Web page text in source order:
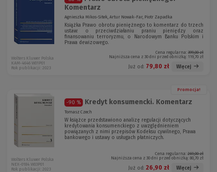
Komentarz
Agnieszka Mikos-Sitek, Artur Nowak-Far, Piotr Zapadka
Książka Prawo obrotu pieniężnego to komentarz do trzech
ustaw: o przeciwdziałaniu praniu pieniędzy oraz
finansowaniu terroryzmu, o Narodowym Banku Polskim i
Prawa dewizowego.
Cena regularna: 399,00 zł
Najniższa cena z 30 dni przed obniżką: 119,70 zł
Już od: 79,80 zł Więcej
Wolters Kluwer Polska
KAM-4646 W01P01
Rok publikacji: 2023
Promocja!
-90 % Kredyt konsumencki. Komentarz
Tomasz Czech
W książce przedstawiono analizę regulacji dotyczących
kredytowania konsumenckiego z uwzględnieniem
powiązanych z nimi przepisów Kodeksu cywilnego, Prawa
bankowego i ustawy o usługach płatniczych.
Cena regularna: 269,00 zł
Najniższa cena z 30 dni przed obniżką: 80,70 zł
Już od: 26,90 zł Więcej
Wolters Kluwer Polska
NEX-0184 W03P01
Rok publikacji: 2023